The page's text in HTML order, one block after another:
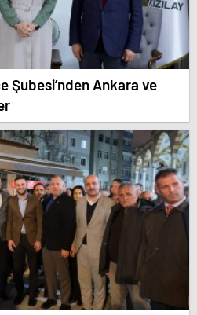
Şubesi’nden Ankara ve